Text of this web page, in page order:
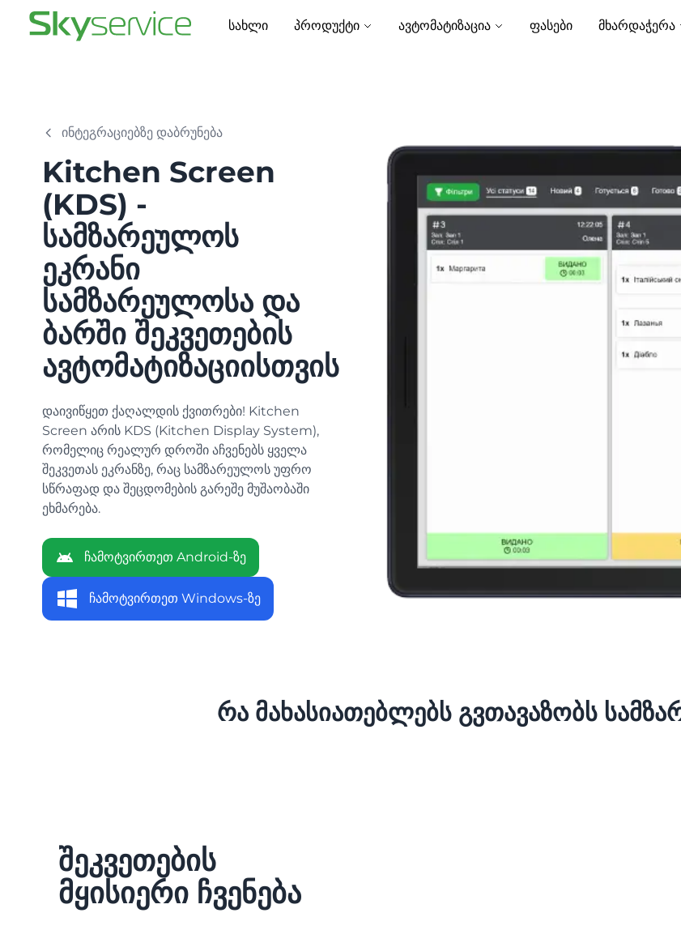
სახლი პროდუქტი ავტომატიზაცია ფასები მხარდაჭერა
ინტეგრაციებზე დაბრუნება
Kitchen Screen
(KDS) -
სამზარეულოს
ეკრანი
სამზარეულოსა და
ბარში შეკვეთების
ავტომატიზაციისთვის
დაივიწყეთ ქაღალდის ქვითრები! Kitchen
Screen არის KDS (Kitchen Display System),
რომელიც რეალურ დროში აჩვენებს ყველა
შეკვეთას ეკრანზე, რაც სამზარეულოს უფრო
სწრაფად და შეცდომების გარეშე მუშაობაში
ეხმარება.
ჩამოტვირთეთ Android-ზე
ჩამოტვირთეთ Windows-ზე
რა მახასიათებლებს გვთავაზობს
შეკვეთების
მყისიერი ჩვენება